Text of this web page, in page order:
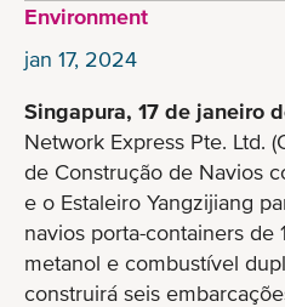
Environment
jan 17, 2024
Singapura, 17 de janeiro
Network Express Pte. Ltd.
de Construção de Navios
e o Estaleiro Yangzijiang
navios porta-containers de
metanol e combustível
construirá seis